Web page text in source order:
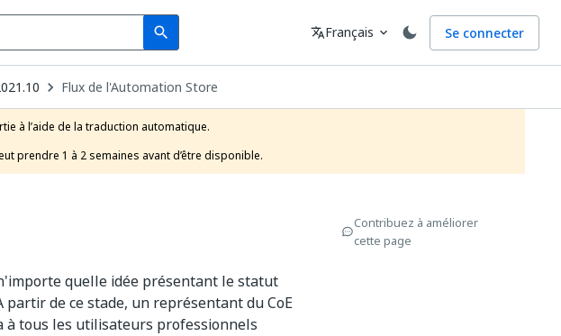
search
Search Langue
translateFrançais expand_more Se connecter
Flux de l'Automation Store
à l’aide de la traduction automatique.
prendre 1 à 2 semaines avant d’être disponible.
quelle idée présentant le statut
de ce stade, un représentant du CoE
tous les utilisateurs professionnels
Contribuez à améliorer
cette page